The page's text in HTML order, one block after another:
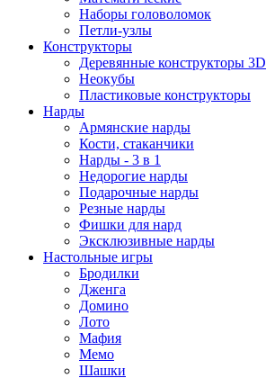
Наборы головоломок
Петли-узлы
Конструкторы
Деревянные конструкторы 3D
Неокубы
Пластиковые конструкторы
Нарды
Армянские нарды
Кости, стаканчики
Нарды - 3 в 1
Недорогие нарды
Подарочные нарды
Резные нарды
Фишки для нард
Эксклюзивные нарды
Настольные игры
Бродилки
Дженга
Домино
Лото
Мафия
Мемо
Шашки